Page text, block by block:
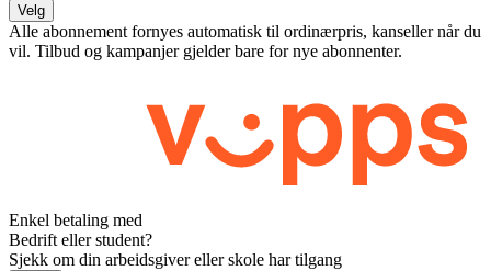
Velg
Alle abonnement fornyes automatisk til ordinærpris, kanseller når du
vil. Tilbud og kampanjer gjelder bare for nye abonnenter.
Enkel betaling med
Bedrift eller student?
Sjekk om din arbeidsgiver eller skole har tilgang